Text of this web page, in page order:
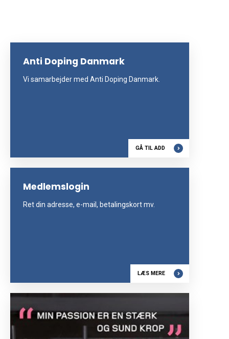
Anti Doping Danmark
Vi samarbejder med Anti Doping Danmark.
GÅ TIL ADD
Medlemslogin
Ret din adresse, e-mail, betalingskort mv.
LÆS MERE